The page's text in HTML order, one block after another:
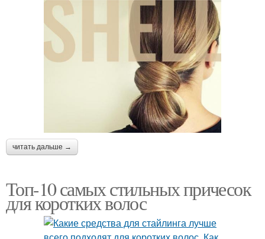
читать дальше →
Топ-10 самых стильных причесок
для коротких волос